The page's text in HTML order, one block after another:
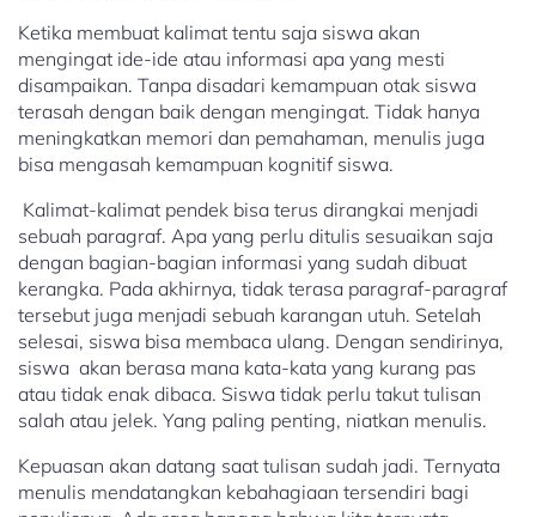
Ketika membuat kalimat tentu saja siswa akan
mengingat ide-ide atau informasi apa yang mesti
disampaikan. Tanpa disadari kemampuan otak siswa
terasah dengan baik dengan mengingat. Tidak hanya
meningkatkan memori dan pemahaman, menulis juga
bisa mengasah kemampuan kognitif siswa.
Kalimat-kalimat pendek bisa terus dirangkai menjadi
sebuah paragraf. Apa yang perlu ditulis sesuaikan saja
dengan bagian-bagian informasi yang sudah dibuat
kerangka. Pada akhirnya, tidak terasa paragraf-paragraf
tersebut juga menjadi sebuah karangan utuh. Setelah
selesai, siswa bisa membaca ulang. Dengan sendirinya,
siswa akan berasa mana kata-kata yang kurang pas
atau tidak enak dibaca. Siswa tidak perlu takut tulisan
salah atau jelek. Yang paling penting, niatkan menulis.
Kepuasan akan datang saat tulisan sudah jadi. Ternyata
menulis mendatangkan kebahagiaan tersendiri bagi